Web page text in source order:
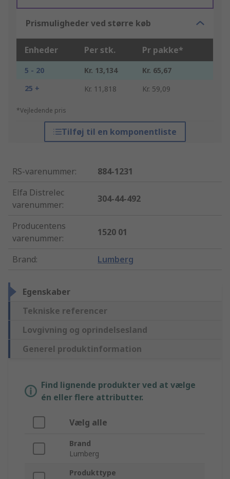
Prismuligheder ved større køb
Enheder Per stk. Pr pakke*
5 - 20 Kr. 13,134
Kr. 65,67
25 +
Kr. 11,818 Kr. 59,09
*Vejledende pris
Tilføj til en komponentliste
RS-varenummer:
884-1231
Elfa Distrelec
varenummer:
304-44-492
Producentens
varenummer:
1520 01
Brand: Lumberg
Egenskaber
Tekniske referencer
Lovgivning og oprindelsesland
Generel produktinformation
Find lignende produkter ved at vælge
én eller flere attributter.
Vælg alle
Brand
Lumberg
Produkttype